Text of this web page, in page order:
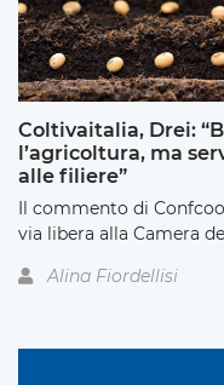
Coltivaitalia, Drei:
l’agricoltura, ma
alle filiere”
Il commento di
via libera alla Camera
Alina Fiordellisi